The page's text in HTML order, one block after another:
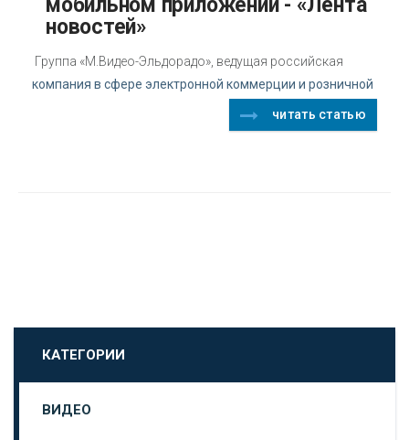
мобильном приложении - «Лента
новостей»
Группа «М.Видео-Эльдорадо», ведущая российская
компания в сфере электронной коммерции и розничной
читать статью
КАТЕГОРИИ
ВИДЕО